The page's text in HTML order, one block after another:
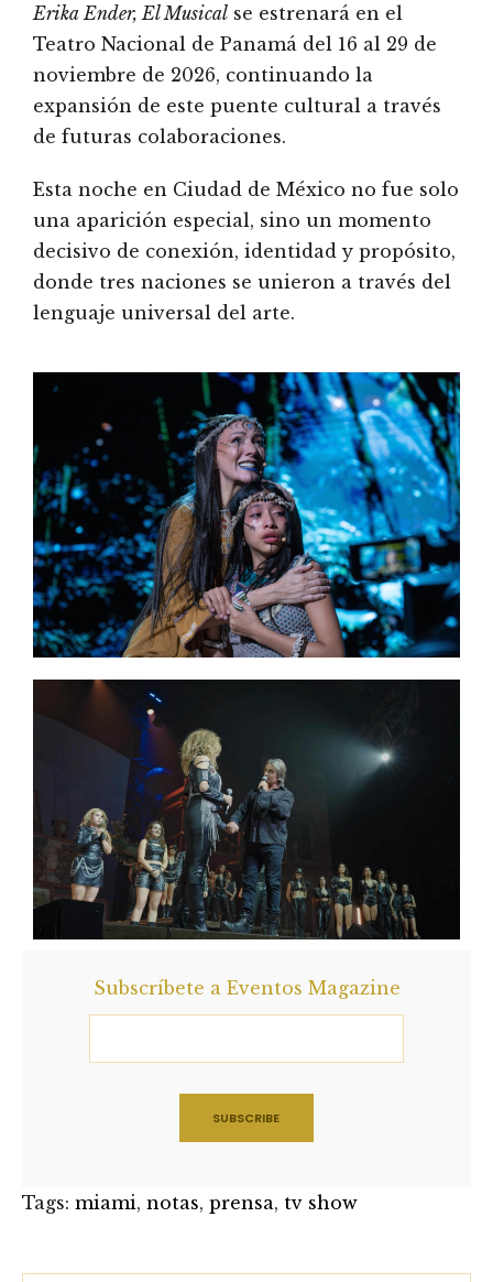
Erika Ender, El Musical se estrenará en el
Teatro Nacional de Panamá del 16 al 29 de
noviembre de 2026, continuando la
expansión de este puente cultural a través
de futuras colaboraciones.
Esta noche en Ciudad de México no fue solo
una aparición especial, sino un momento
decisivo de conexión, identidad y propósito,
donde tres naciones se unieron a través del
lenguaje universal del arte.
Subscríbete a Eventos Magazine
Tags: miami, notas, prensa, tv show